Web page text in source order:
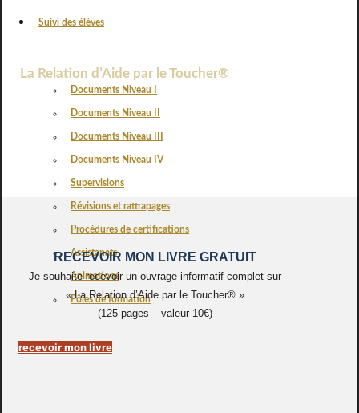
Suivi des élèves
Documents Niveau I
Documents Niveau II
Documents Niveau III
Documents Niveau IV
Supervisions
Révisions et rattrapages
Procédures de certifications
Assistanats
Animations
Pôles de formation
La Relation d’Aide par le Toucher®
RECEVOIR MON LIVRE GRATUIT
Je souhaite recevoir un ouvrage informatif complet sur
« La Relation d’Aide par le Toucher® »
(125 pages – valeur 10€)
recevoir mon livre